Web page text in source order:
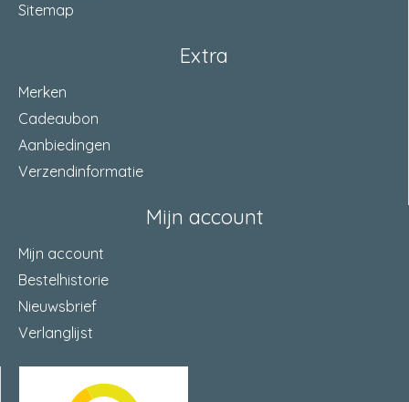
montagebreedte
Sitemap
Extra
Merken
Cadeaubon
Aanbiedingen
Verzendinformatie
Mijn account
Mijn account
Bestelhistorie
Nieuwsbrief
Verlanglijst